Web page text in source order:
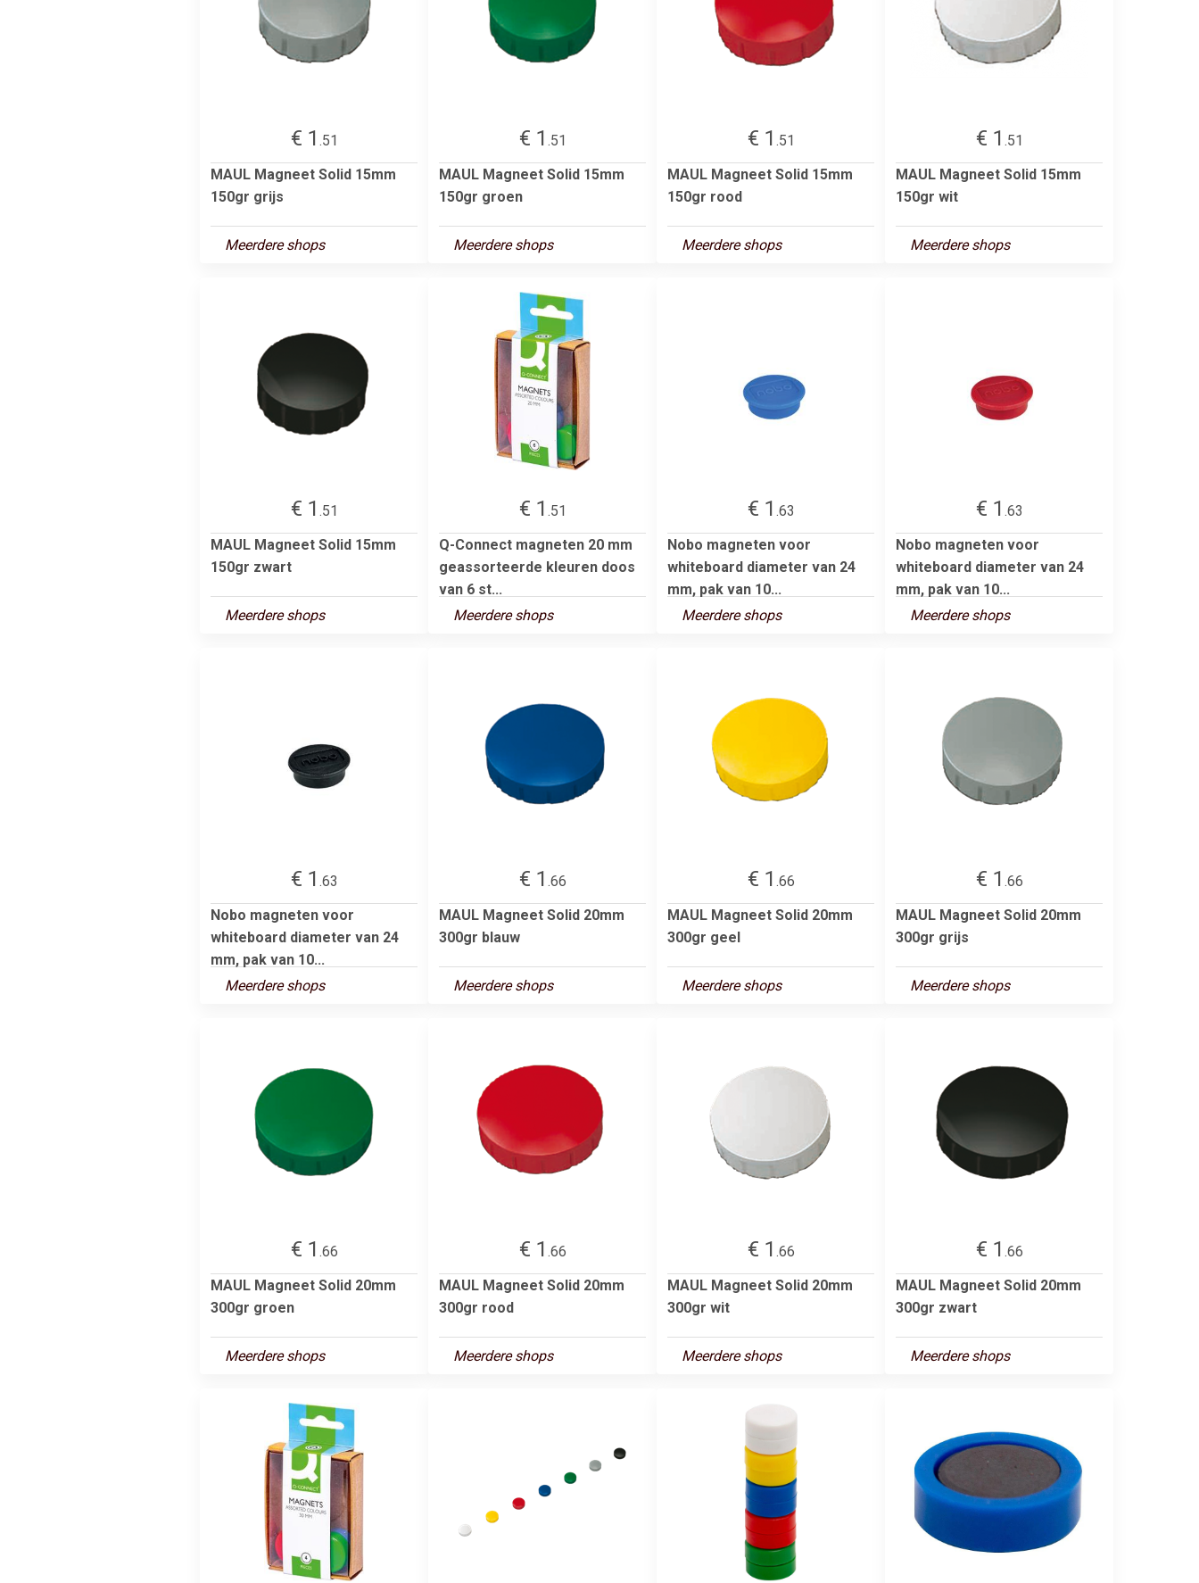
€ 1 .51
MAUL Magneet Solid 15mm
150gr grijs
Meerdere shops
€ 1 .51
MAUL Magneet Solid 15mm
150gr groen
Meerdere shops
€ 1 .51
MAUL Magneet Solid 15mm
150gr rood
Meerdere shops
€ 1 .51
MAUL Magneet Solid 15mm
150gr wit
Meerdere shops
€ 1 .51
MAUL Magneet Solid 15mm
150gr zwart
Meerdere shops
€ 1 .51
Q-Connect magneten 20 mm
geassorteerde kleuren doos
van 6 st...
Meerdere shops
€ 1 .63
Nobo magneten voor
whiteboard diameter van 24
mm, pak van 10...
Meerdere shops
€ 1 .63
Nobo magneten voor
whiteboard diameter van 24
mm, pak van 10...
Meerdere shops
€ 1 .63
Nobo magneten voor
whiteboard diameter van 24
mm, pak van 10...
Meerdere shops
€ 1 .66
MAUL Magneet Solid 20mm
300gr blauw
Meerdere shops
€ 1 .66
MAUL Magneet Solid 20mm
300gr geel
Meerdere shops
€ 1 .66
MAUL Magneet Solid 20mm
300gr grijs
Meerdere shops
€ 1 .66
MAUL Magneet Solid 20mm
300gr groen
Meerdere shops
€ 1 .66
MAUL Magneet Solid 20mm
300gr rood
Meerdere shops
€ 1 .66
MAUL Magneet Solid 20mm
300gr wit
Meerdere shops
€ 1 .66
MAUL Magneet Solid 20mm
300gr zwart
Meerdere shops